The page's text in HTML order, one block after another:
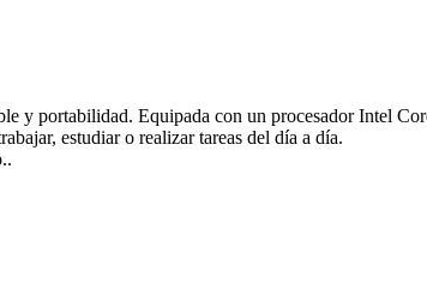
y portabilidad. Equipada con un procesador Intel
estudiar o realizar tareas del día a día.